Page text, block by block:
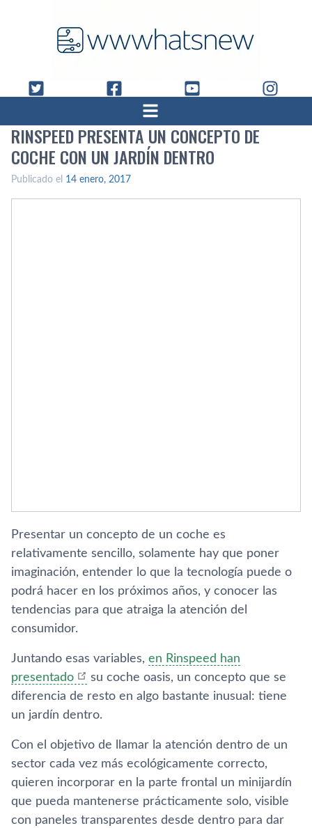
RINSPEED PRESENTA UN CONCEPTO DE
COCHE CON UN JARDÍ­N DENTRO
Publicado el 14 enero, 2017
Presentar un concepto de un coche es
relativamente sencillo, solamente hay que poner
imaginación, entender lo que la tecnologí­a puede o
podrá hacer en los próximos años, y conocer las
tendencias para que atraiga la atención del
consumidor.
Juntando esas variables, en Rinspeed han
presentado
su coche oasis, un concepto que se
diferencia de resto en algo bastante inusual: tiene
un jardí­n dentro.
Con el objetivo de llamar la atención dentro de un
sector cada vez más ecológicamente correcto,
quieren incorporar en la parte frontal un minijardí­n
que pueda mantenerse prácticamente solo, visible
con paneles transparentes desde dentro para dar